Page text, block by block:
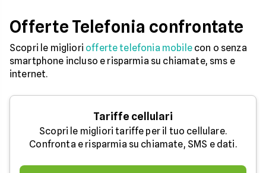
Offerte Telefonia confrontate
Scopri le migliori offerte telefonia mobilecon o senza
smartphone incluso e risparmia su chiamate, sms e
internet.
Tariffe cellulari
Scopri le migliori tariffe per il tuo cellulare.
Confronta e risparmia su chiamate, SMS e dati.